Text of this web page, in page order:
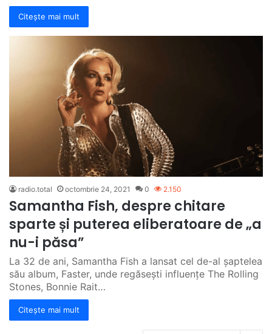
Citește mai mult
radio.total octombrie 24, 2021 0 2.150
Samantha Fish, despre chitare
sparte și puterea eliberatoare de „a
nu-i păsa”
La 32 de ani, Samantha Fish a lansat cel de-al șaptelea
său album, Faster, unde regăsești influențe The Rolling
Stones, Bonnie Rait…
Citește mai mult